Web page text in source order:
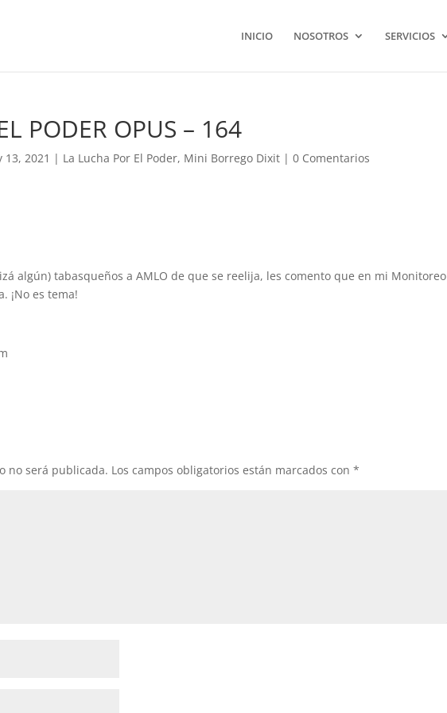
INICIO NOSOTROS SERVICIOS
PODER OPUS – 164
13, 2021 | La Lucha Por El Poder, Mini Borrego Dixit |0 Comentarios
algún) tabasqueños a AMLO de que se reelija, les comento que en mi Monitoreo
¡No es tema!
no será publicada. Los campos obligatorios están marcados con*